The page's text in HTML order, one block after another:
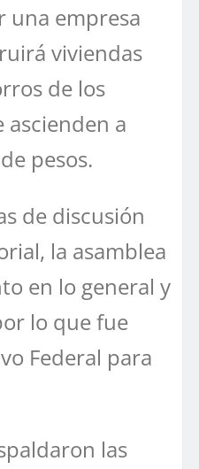
una empresa
viviendas
de los
a
pesos.
de discusión
la asamblea
en lo general y
lo que fue
Federal para
las